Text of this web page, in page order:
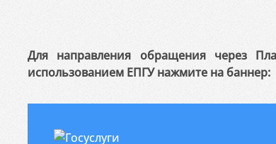
Для направления обращения через
использованием ЕПГУ нажмите на баннер: